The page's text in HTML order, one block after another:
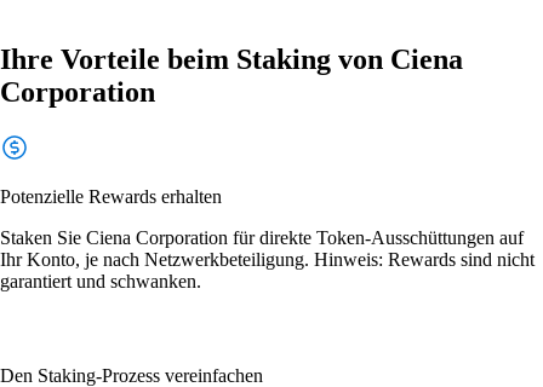
Ihre Vorteile beim Staking von Ciena
Corporation
Potenzielle Rewards erhalten
Staken Sie Ciena Corporation für direkte Token-Ausschüttungen auf
Ihr Konto, je nach Netzwerkbeteiligung. Hinweis: Rewards sind nicht
garantiert und schwanken.
Den Staking-Prozess vereinfachen